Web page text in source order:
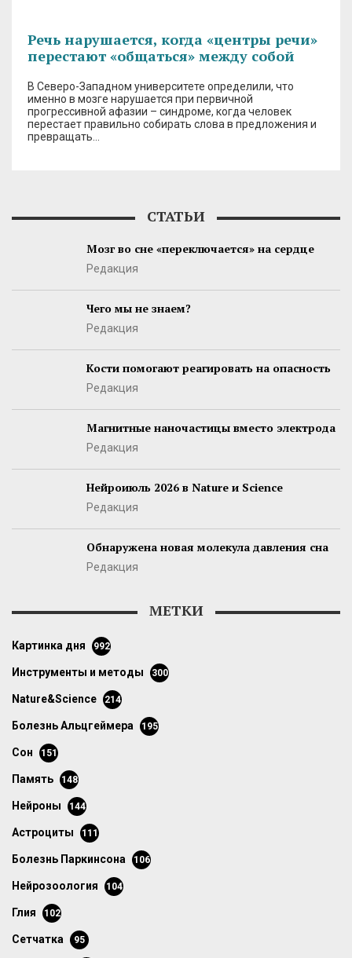
Речь нарушается, когда «центры речи»
перестают «общаться» между собой
В Северо-Западном университете определили, что
именно в мозге нарушается при первичной
прогрессивной афазии – синдроме, когда человек
перестает правильно собирать слова в предложения и
превращать…
СТАТЬИ
Мозг во сне «переключается» на сердце
Редакция
Чего мы не знаем?
Редакция
Кости помогают реагировать на опасность
Редакция
Магнитные наночастицы вместо электрода
Редакция
Нейроиюль 2026 в Nature и Science
Редакция
Обнаружена новая молекула давления сна
Редакция
МЕТКИ
картинка дня 992
инструменты и методы 300
Nature&Science 214
болезнь Альцгеймера 195
сон 151
память 148
нейроны 144
астроциты 111
болезнь Паркинсона 106
нейрозоология 104
глия 102
сетчатка 95